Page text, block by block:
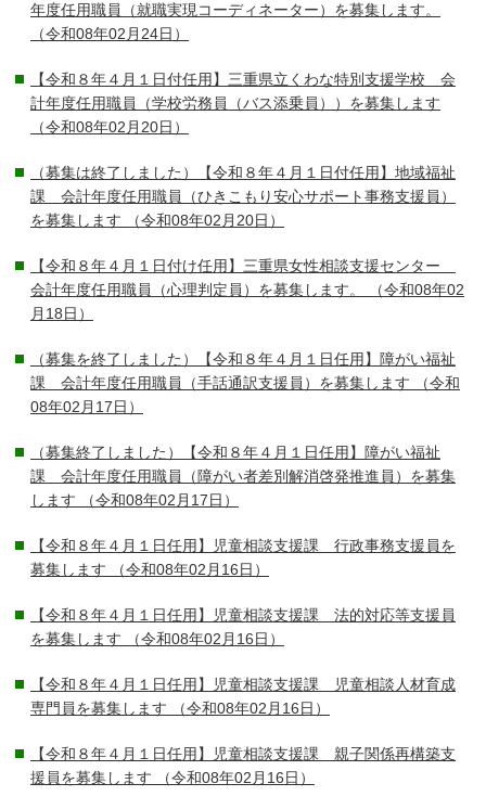
年度任用職員（就職実現コーディネーター）を募集します。
（令和08年02月24日）
【令和８年４月１日付任用】三重県立くわな特別支援学校 会
計年度任用職員（学校労務員（バス添乗員））を募集します
（令和08年02月20日）
（募集は終了しました）【令和８年４月１日付任用】地域福祉
課 会計年度任用職員（ひきこもり安心サポート事務支援員）
を募集します （令和08年02月20日）
【令和８年４月１日付け任用】三重県女性相談支援センター
会計年度任用職員（心理判定員）を募集します。
（令和08年02
月18日）
（募集を終了しました）【令和８年４月１日任用】障がい福祉
課 会計年度任用職員（手話通訳支援員）を募集します （令和
08年02月17日）
（募集終了しました）【令和８年４月１日任用】障がい福祉
課 会計年度任用職員（障がい者差別解消啓発推進員）を募集
します （令和08年02月17日）
【令和８年４月１日任用】児童相談支援課 行政事務支援員を
募集します （令和08年02月16日）
【令和８年４月１日任用】児童相談支援課 法的対応等支援員
を募集します （令和08年02月16日）
【令和８年４月１日任用】児童相談支援課 児童相談人材育成
専門員を募集します （令和08年02月16日）
【令和８年４月１日任用】児童相談支援課 親子関係再構築支
援員を募集します （令和08年02月16日）